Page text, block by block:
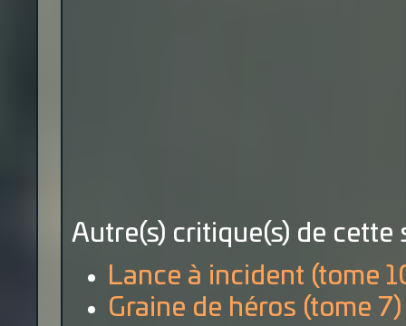
Autre(s) critique(s) de cette
Lance à incident (tome
Graine de héros (tome 7)